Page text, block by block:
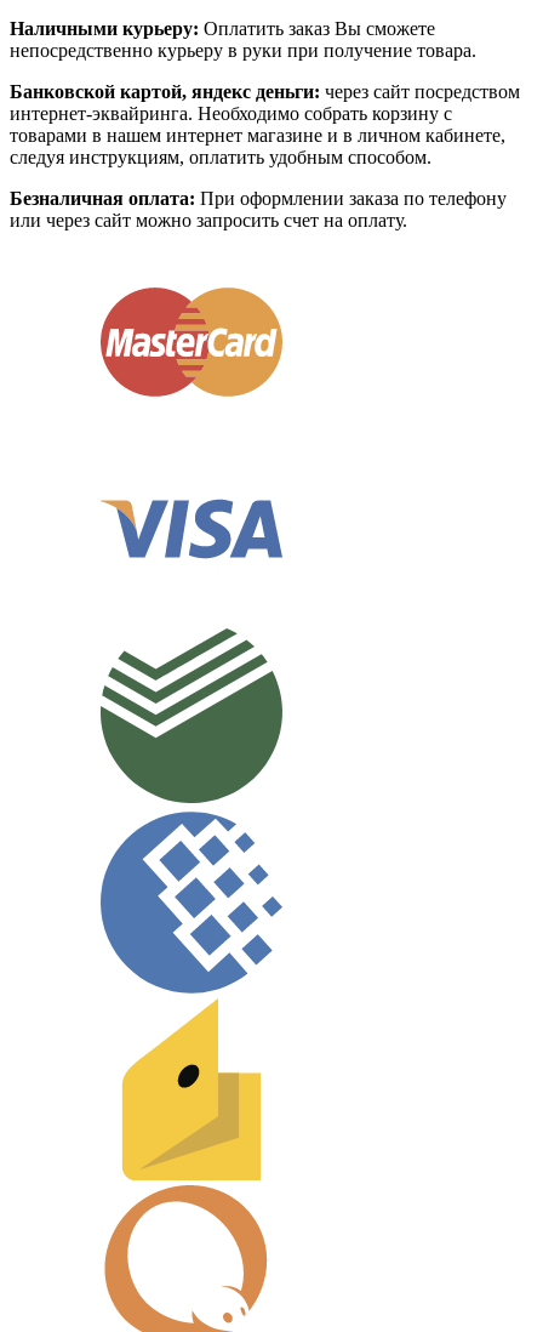
Наличными курьеру: Оплатить заказ Вы сможете
непосредственно курьеру в руки при получение товара.
Банковской картой, яндекс деньги: через сайт посредством
интернет-эквайринга. Необходимо собрать корзину с
товарами в нашем интернет магазине и в личном кабинете,
следуя инструкциям, оплатить удобным способом.
Безналичная оплата: При оформлении заказа по телефону
или через сайт можно запросить счет на оплату.